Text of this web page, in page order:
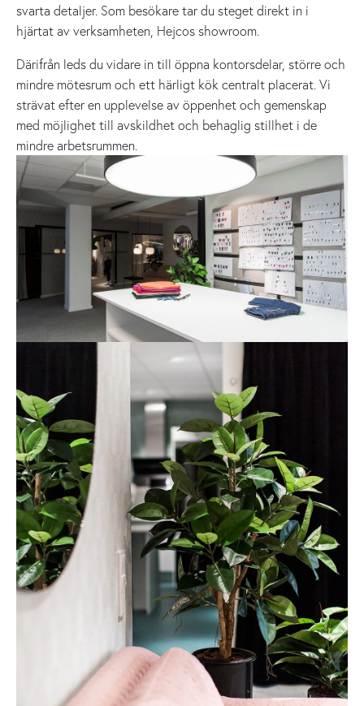
svarta detaljer. Som besökare tar du steget direkt in i
hjärtat av verksamheten, Hejcos showroom.
Därifrån leds du vidare in till öppna kontorsdelar, större och
mindre mötesrum och ett härligt kök centralt placerat. Vi
strävat efter en upplevelse av öppenhet och gemenskap
med möjlighet till avskildhet och behaglig stillhet i de
mindre arbetsrummen.